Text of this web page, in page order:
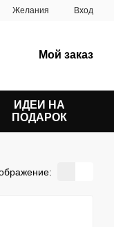
Желания Вход
Мой заказ
ИДЕИ НА
ПОДАРОК